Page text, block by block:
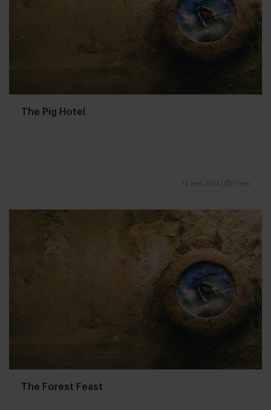
The Pig Hotel
12 mei 2014 1 min
The Forest Feast